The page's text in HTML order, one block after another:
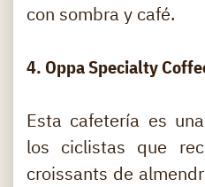
con sombra y café.
4. Oppa Specialty
Esta cafetería es
los ciclistas que
croissants de